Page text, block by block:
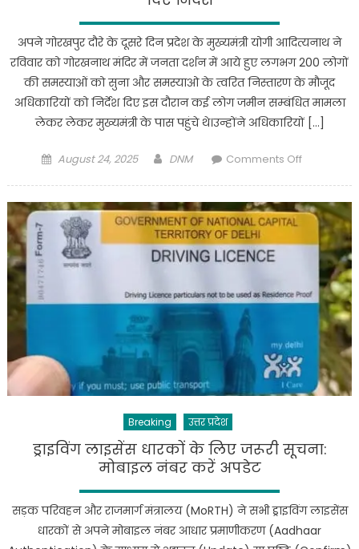
नियम…
अपने गोरखपुर दौरे के दूसरे दिन प्रदेश के मुख्यमंत्री योगी आदित्यनाथ ने
रविवार को गोरखनाथ मंदिर में जनता दर्शन में आये हुए लगभग 200 लोगों
की समस्याओं को सुना और समस्याओ के त्वरित निस्तारण के मौजूद
अधिकारियों को निर्देश दिए इस दौरान कई लोग जमीन सम्बंधित मामला
लेकर लेकर मुख्यमंत्री के पास पहुंचे थे।उन्होंने अधिकारियों […]
Posted
August 24, 2025 Author
DNM Comments Offon
जनता
दर्शन
में
सीएम
फरियादियों
सुनी
को
निस्तारण
दिए
Breaking उत्तर प्रदेश
ड्राइविंग लाइसेंस धारकों के लिए जरूरी सूचना:
मोबाइल नंबर करें अपडेट
सड़क परिवहन और राजमार्ग मंत्रालय (MoRTH) ने सभी ड्राइविंग लाइसेंस
धारकों से अपने मोबाइल नंबर आधार प्रमाणीकरण (Aadhaar